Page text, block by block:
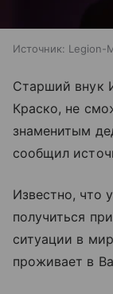
Источник: Legion-
Старший внук
Краско, не
знаменитым
сообщил
Известно, что
получиться
ситуации в
проживает в